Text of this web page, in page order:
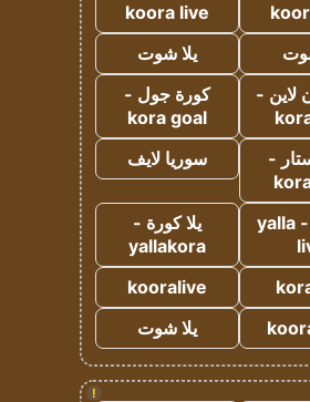
koora live
يلا شوت
لاين -
كورة جول -
kora goal
-
سوريا لايف
يلا لايف - yalla
يلا كورة -
yallakora
kooralive
يلا شوت
!